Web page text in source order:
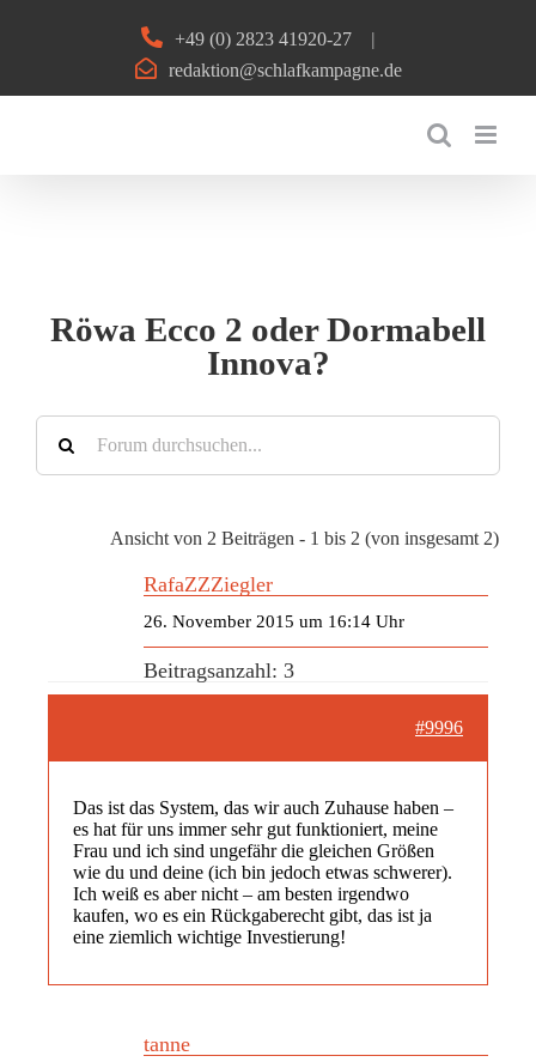
+49 (0) 2823 41920-27
|
redaktion@schlafkampagne.de
Röwa Ecco 2 oder Dormabell
Innova?
Ansicht von 2 Beiträgen - 1 bis 2 (von insgesamt 2)
RafaZZZiegler
26. November 2015 um 16:14 Uhr
Beitragsanzahl: 3
#9996
Das ist das System, das wir auch Zuhause haben –
es hat für uns immer sehr gut funktioniert, meine
Frau und ich sind ungefähr die gleichen Größen
wie du und deine (ich bin jedoch etwas schwerer).
Ich weiß es aber nicht – am besten irgendwo
kaufen, wo es ein Rückgaberecht gibt, das ist ja
eine ziemlich wichtige Investierung!
tanne